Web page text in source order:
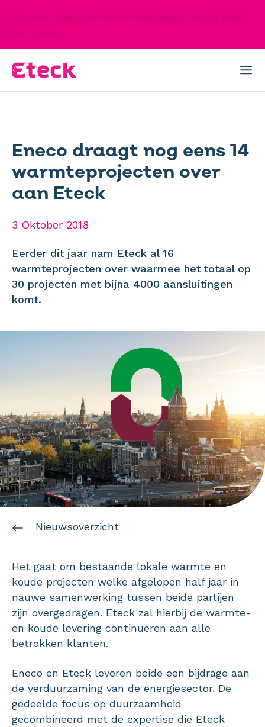
Sla het navigatie menu over en ga direct naar
de inhoud
Eneco draagt nog eens 14
warmteprojecten over
aan Eteck
3 Oktober 2018
Eerder dit jaar nam Eteck al 16
warmteprojecten over waarmee het totaal op
30 projecten met bijna 4000 aansluitingen
komt.
Nieuwsoverzicht
Het gaat om bestaande lokale warmte en
koude projecten welke afgelopen half jaar in
nauwe samenwerking tussen beide partijen
zijn overgedragen. Eteck zal hierbij de warmte-
en koude levering continueren aan alle
betrokken klanten.
Eneco en Eteck leveren beide een bijdrage aan
de verduurzaming van de energiesector. De
gedeelde focus op duurzaamheid
gecombineerd met de expertise die Eteck